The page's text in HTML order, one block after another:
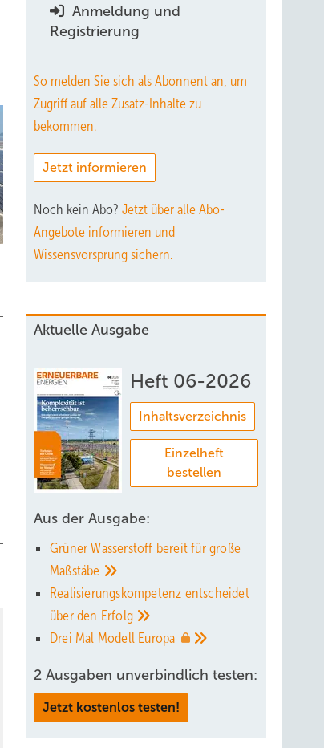
Anmeldung und
Registrierung
So melden Sie sich als Abonnent an, um
Zugriff auf alle Zusatz-Inhalte zu
bekommen.
Jetzt informieren
Noch kein Abo? Jetzt über alle Abo-
Angebote informieren und
Wissensvorsprung sichern.
Aktuelle Ausgabe
Heft 06-2026
Inhaltsverzeichnis
Einzelheft
bestellen
Aus der Ausgabe:
Grüner Wasserstoff bereit für große
Maßstäbe
Realisierungskompetenz entscheidet
über den Erfolg
Drei Mal Modell Europa
2 Ausgaben unverbindlich testen:
Jetzt kostenlos testen!